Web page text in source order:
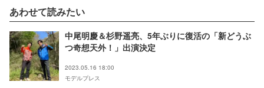
あわせて読みたい
中尾明慶＆杉野遥亮、5年ぶりに復活の「新どうぶ
つ奇想天外！」出演決定
2023.05.16 18:00
モデルプレス